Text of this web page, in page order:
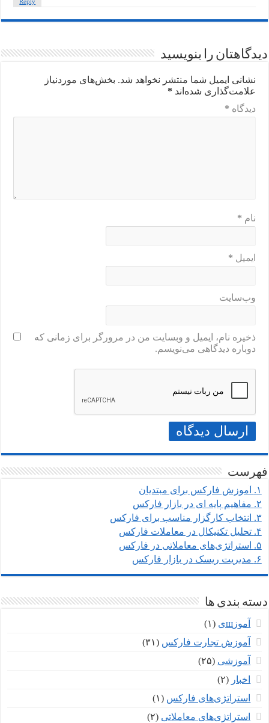
دیدگاهتان را بنویسید
نشانی ایمیل شما منتشر نخواهد شد. بخش‌های موردنیاز
علامت‌گذاری شده‌اند *
دیدگاه *
نام *
ایمیل *
وب‌سایت
ذخیره نام، ایمیل و وبسایت من در مرورگر برای زمانی که
دوباره دیدگاهی می‌نویسم.
فهرست
۱.
آموزش فارکس برای مبتدیان
۲. مفاهیم پایه ای در بازار فارکس
۳.
انتخاب کارگزار مناسب برای فارکس
۴. تحلیل تکنیکال در معاملات فارکس
۵.
استراتژی‌های معاملاتی در فارکس
۶.
مدیریت ریسک در بازار فارکس
دسته بندی ها
آموزшی
(۱)
آموزش تجارت فارکس (۳۱)
آموزشی (۲۵)
اخبار (۲)
استراتژی‌های فارکس (۱)
استراتژی‌های معاملاتی (۲)